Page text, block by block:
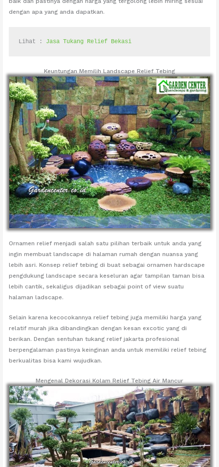
dengan apa yang anda dapatkan.
Lihat : Jasa Tukang Relief Bekasi
Keuntungan Memilih Landscape Relief Tebing
Ornamen relief menjadi salah satu pilihan terbaik untuk anda yang
ingin membuat landscape di halaman rumah dengan nuansa yang
lebih asri. Konsep relief tebing di buat sebagai ornamen hardscape
pengdukung landscape secara keseluran agar tampilan taman bisa
lebih cantik, sekaligus dijadikan sebagai point of view suatu
halaman ladscape.
Selain karena kecocokannya relief tebing juga memiliki harga yang
relatif murah jika dibandingkan dengan kesan excotic yang di
berikan. Dengan sentuhan tukang relief jakarta profesional
berpengalaman pastinya keinginan anda untuk memiliki relief tebing
berkualitas bisa kami wujudkan.
Mengenal Dekorasi Kolam Relief Tebing Air Mancur